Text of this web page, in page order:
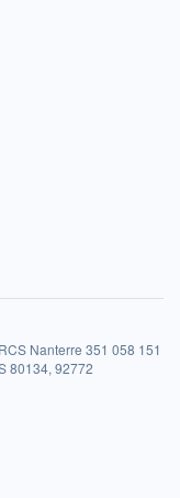
Nanterre 351 058 151
80134, 92772